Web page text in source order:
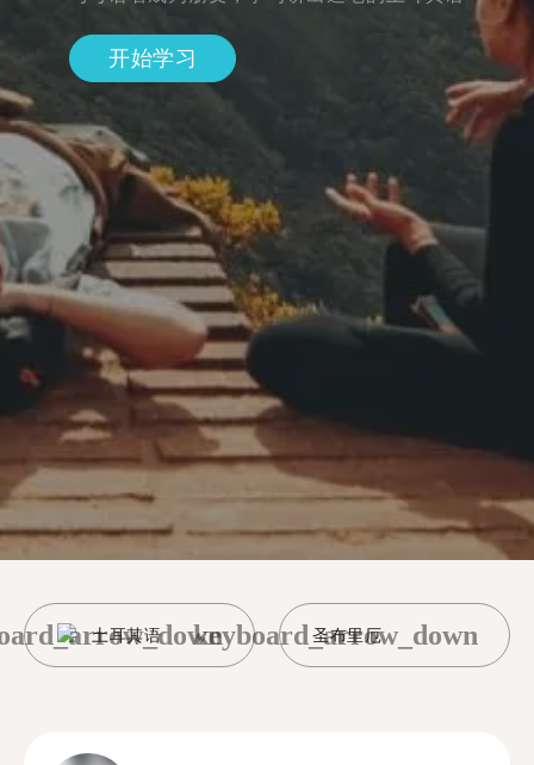
开始学习
土耳其语 圣布里厄
keyboard_arrow_down